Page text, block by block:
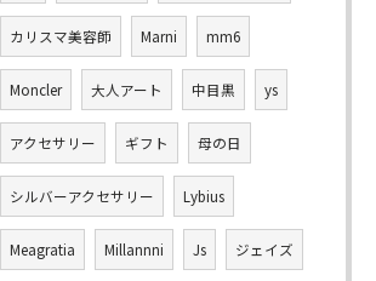
カリスマ美容師 Marni mm6
Moncler 大人アート 中目黒 ys
アクセサリー ギフト 母の日
シルバーアクセサリー Lybius
Meagratia Millannni Js ジェイズ